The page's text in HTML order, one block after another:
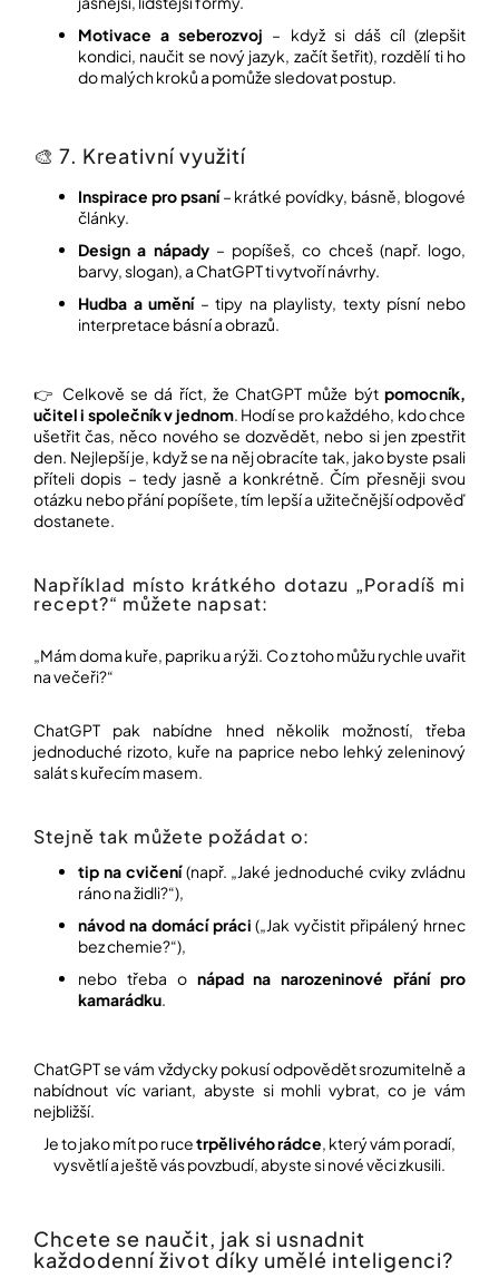
Motivace a seberozvoj – když si dáš cíl (zlepšit
kondici, naučit se nový jazyk, začít šetřit), rozdělí ti ho
do malých kroků a pomůže sledovat postup.
🎨 7. Kreativní využití
Inspirace pro psaní– krátké povídky, básně, blogové
články.
Design a nápady– popíšeš, co chceš (např. logo,
barvy, slogan), a ChatGPT ti vytvoří návrhy.
Hudba a umění– tipy na playlisty, texty písní nebo
interpretace básní a obrazů.
👉 Celkově se dá říct, že ChatGPT může být pomocník,
učitel i společník v jednom. Hodí se pro každého, kdo chce
ušetřit čas, něco nového se dozvědět, nebo si jen zpestřit
den. Nejlepší je, když se na něj obracíte tak, jako byste psali
příteli dopis – tedy jasně a konkrétně. Čím přesněji svou
otázku nebo přání popíšete, tím lepší a užitečnější odpověď
dostanete.
Například místo krátkého dotazu „Poradíš mi
recept?“ můžete napsat:
„Mám doma kuře, papriku a rýži. Co z toho můžu rychle uvařit
na večeři?“
ChatGPT pak nabídne hned několik možností, třeba
jednoduché rizoto, kuře na paprice nebo lehký zeleninový
salát s kuřecím masem.
Stejně tak můžete požádat o:
tip na cvičení(např. „Jaké jednoduché cviky zvládnu
ráno na židli?“),
návod na domácí práci („Jak vyčistit připálený hrnec
bez chemie?“),
nebo třeba o nápad na narozeninové přání pro
kamarádku.
ChatGPT se vám vždycky pokusí odpovědět srozumitelně a
nabídnout víc variant, abyste si mohli vybrat, co je vám
nejbližší.
Je to jako mít po rucetrpělivého rádce, který vám poradí,
vysvětlí a ještě vás povzbudí, abyste si nové věci zkusili.
Chcete se naučit, jak si usnadnit
každodenní život díky umělé inteligenci?